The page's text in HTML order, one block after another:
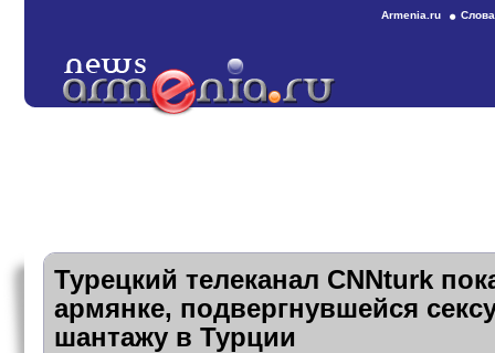
Armenia.ru
Турецкий телеканал CNNturk
армянке, подвергнувшейся
шантажу в Турции